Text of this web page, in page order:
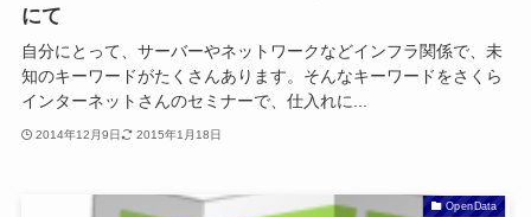
にて
自分にとって、サーバーやネットワークなどインフラ関係で、未
知のキーワードがたくさんあります。そんなキーワードをさくら
インターネットさんのセミナーで、仕入れに...
2014年12月9日 2015年1月18日
OpenData